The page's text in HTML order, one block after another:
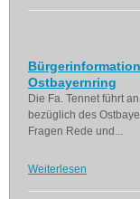
Ostbayernring
Die Fa. Tennet führt
bezüglich des
Fragen Rede und...
Weiterlesen